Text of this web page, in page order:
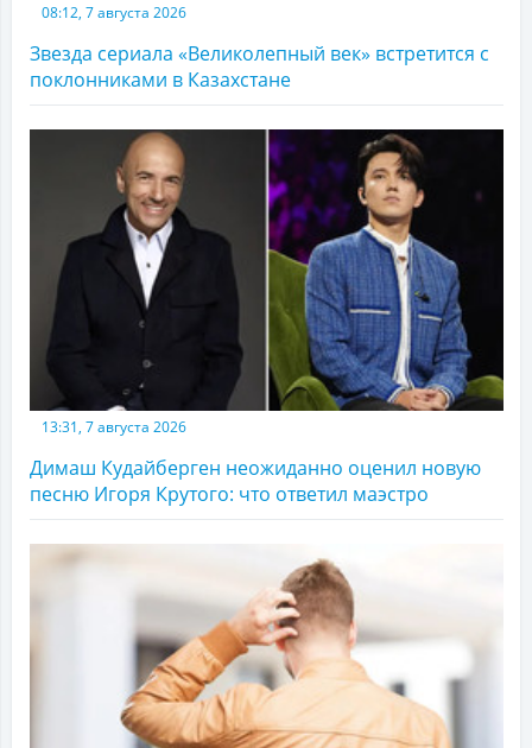
08:12, 7 августа 2026
Звезда сериала «Великолепный век» встретится с
поклонниками в Казахстане
13:31, 7 августа 2026
Димаш Кудайберген неожиданно оценил новую
песню Игоря Крутого: что ответил маэстро